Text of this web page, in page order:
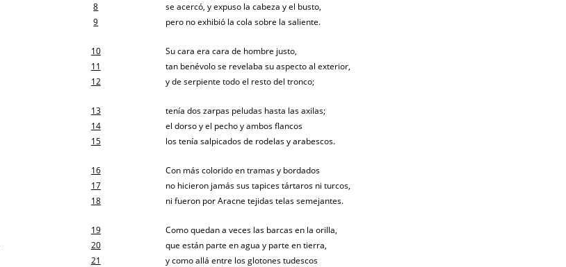
8
se acercó, y expuso la cabeza y el busto,
9 pero no exhibió la cola sobre la saliente.
10
Su cara era cara de hombre justo,
11
tan benévolo se revelaba su aspecto al exterior,
12 y de serpiente todo el resto del tronco;
13
tenía dos zarpas peludas hasta las axilas;
14
el dorso y el pecho y ambos flancos
15 los tenía salpicados de rodelas y arabescos.
16
Con más colorido en tramas y bordados
17
no hicieron jamás sus tapices tártaros ni turcos,
18 ni fueron por Aracne tejidas telas semejantes.
19
Como quedan a veces las barcas en la orilla,
20
que están parte en agua y parte en tierra,
21 y como allá entre los glotones tudescos